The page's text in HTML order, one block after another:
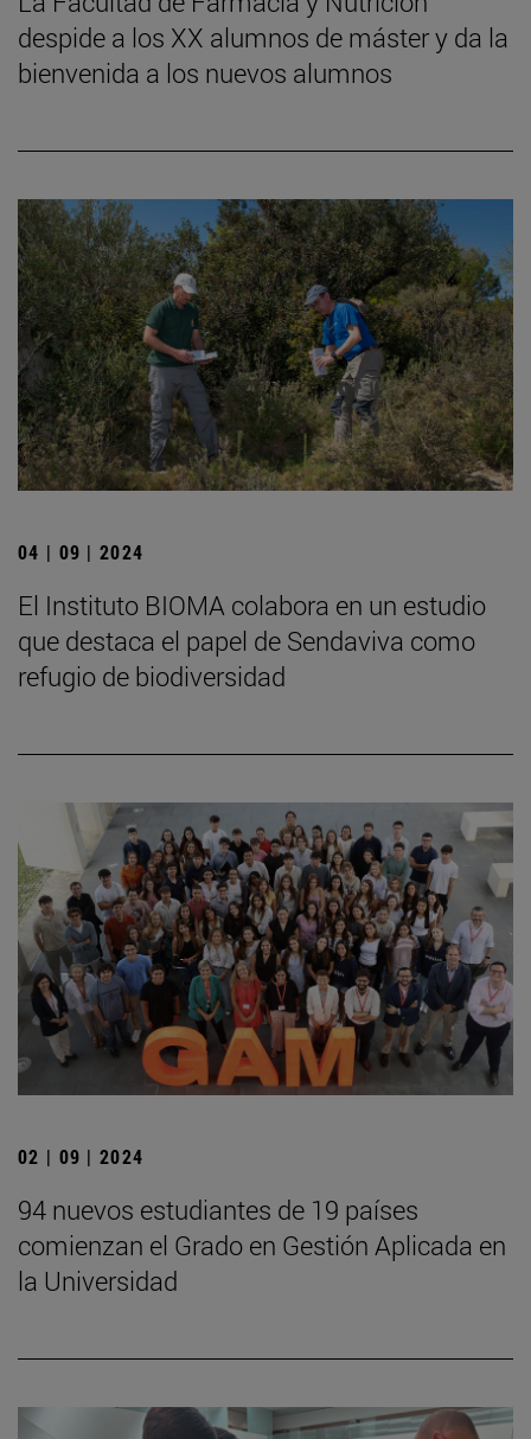
despide a los XX alumnos de máster y da la
bienvenida a los nuevos alumnos
04 | 09 | 2024
El Instituto BIOMA colabora en un estudio
que destaca el papel de Sendaviva como
refugio de biodiversidad
02 | 09 | 2024
94 nuevos estudiantes de 19 países
comienzan el Grado en Gestión Aplicada en
la Universidad